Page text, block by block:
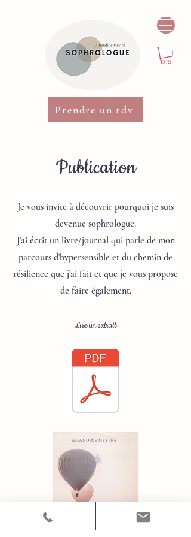
Prendre un rdv
Publication
Je vous invite à découvrir pourquoi je suis
devenue sophrologue.
J'ai écrit un livre/journal qui parle de mon
parcours d'hypersensible et du chemin de
résilience que j'ai fait et que je vous propose
de faire également.
Lire un extrait